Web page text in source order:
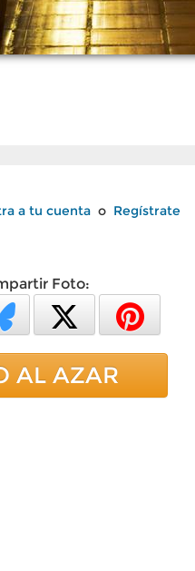
a tu cuenta o Regístrate
Foto:
AL AZAR